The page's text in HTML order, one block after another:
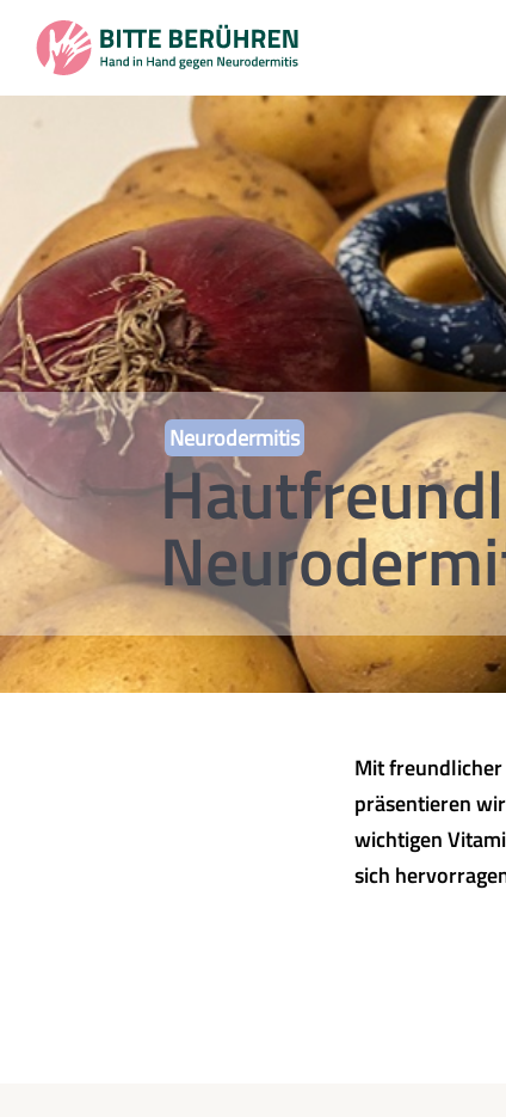
Neurodermitis
Mit
präsentieren
wichtigen
sich